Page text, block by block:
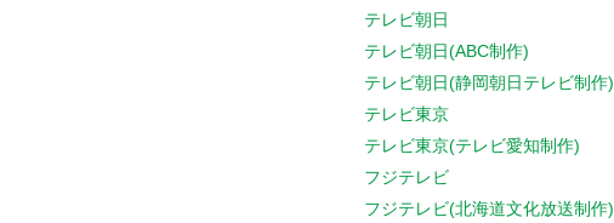
テレビ朝日
テレビ朝日(ABC制作)
テレビ朝日(静岡朝日テレビ制作)
テレビ東京
テレビ東京(テレビ愛知制作)
フジテレビ
フジテレビ(北海道文化放送制作)